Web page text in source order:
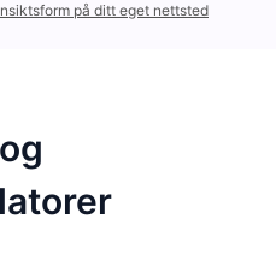
på ditt eget nettsted